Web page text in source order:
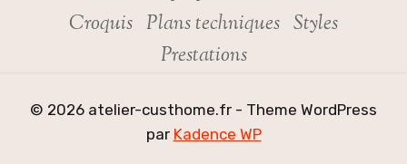
Croquis Plans techniques Styles
Prestations
© 2026 atelier-custhome.fr - Theme WordPress
par Kadence WP